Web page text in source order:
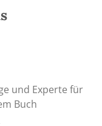
und Experte für
Buch